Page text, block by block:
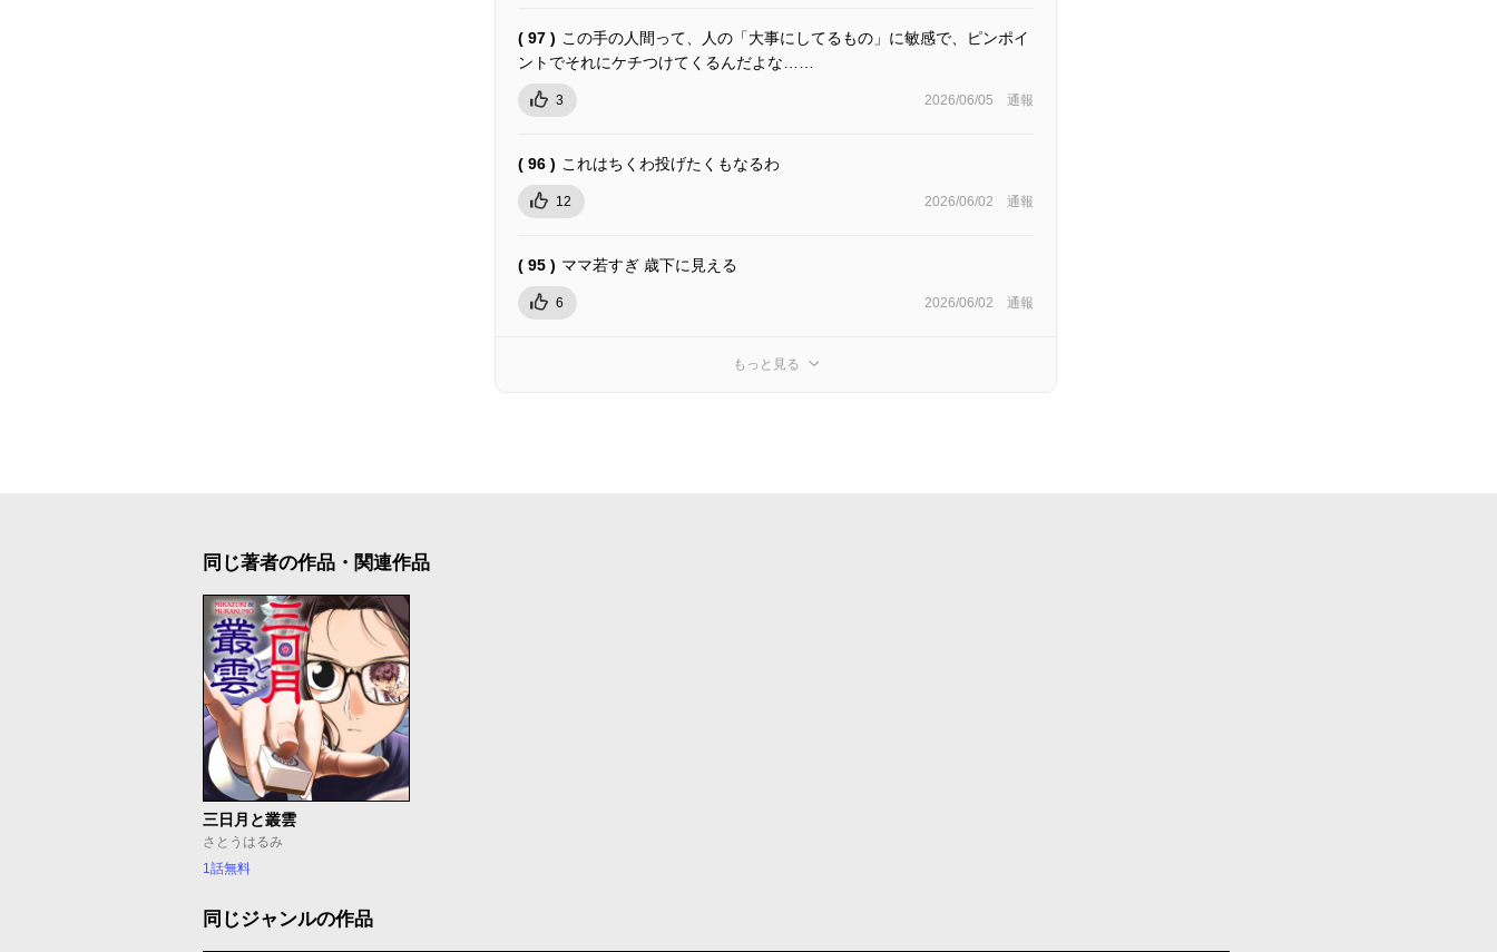
( 97 ) この手の人間って、人の「大事にしてるもの」に敏感で、ピンポイ
ントでそれにケチつけてくるんだよな……
3 2026/06/05 通報
( 96 ) これはちくわ投げたくもなるわ
12 2026/06/02 通報
( 95 ) ママ若すぎ 歳下に見える
6 2026/06/02 通報
もっと見る
同じ著者の作品・関連作品
三日月と叢雲
さとうはるみ
1話無料
同じジャンルの作品